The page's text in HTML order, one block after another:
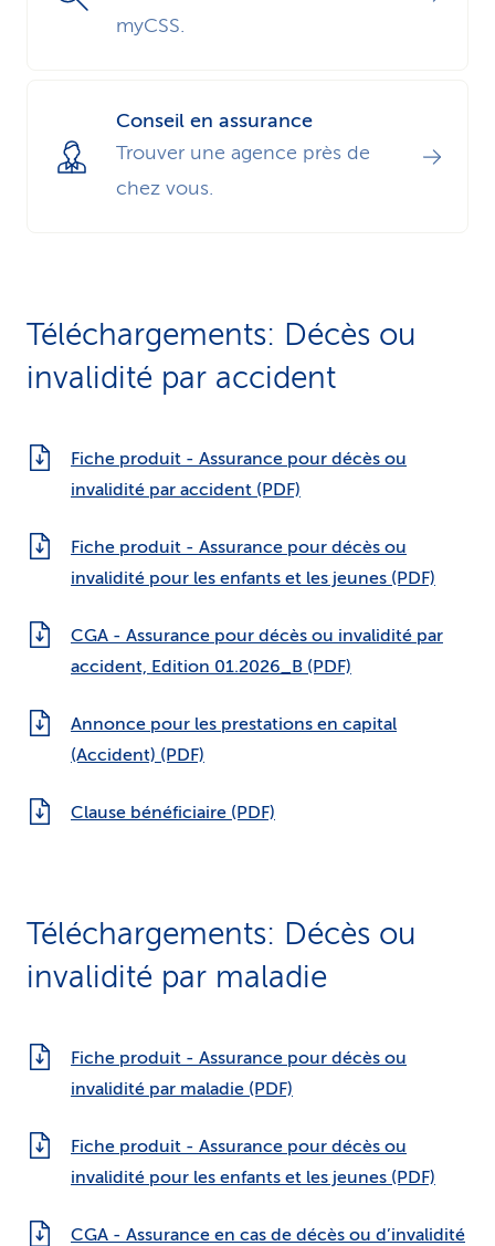
myCSS.
Conseil en assurance
Trouver une agence près de
chez vous.
Téléchargements: Décès ou
invalidité par accident
Fiche produit - Assurance pour décès ou
invalidité par accident (PDF)
Fiche produit - Assurance pour décès ou
invalidité pour les enfants et les jeunes (PDF)
CGA - Assurance pour décès ou invalidité par
accident, Edition 01.2026_B (PDF)
Annonce pour les prestations en capital
(Accident) (PDF)
Clause bénéficiaire (PDF)
Téléchargements: Décès ou
invalidité par maladie
Fiche produit - Assurance pour décès ou
invalidité par maladie (PDF)
Fiche produit - Assurance pour décès ou
invalidité pour les enfants et les jeunes (PDF)
CGA - Assurance en cas de décès ou d’invalidité